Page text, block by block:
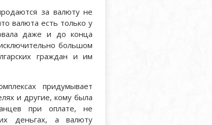
за валюту не
валюта есть только у
даже и до конца
большом
граждан и им
придумывает
и другие, кому была
при оплате, не
деньгах, а валюту